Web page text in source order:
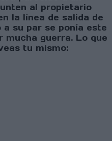
al propietario
la línea de salida de
su par se ponía este
mucha guerra. Lo que
tu mismo: